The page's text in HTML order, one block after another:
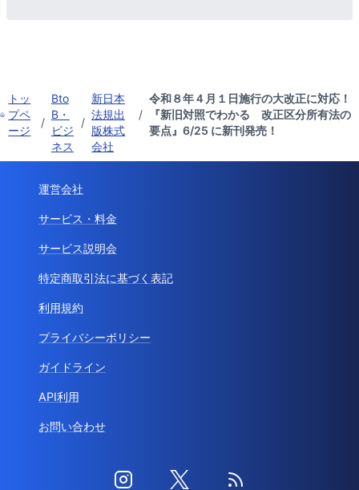
トッ
プペ
ージ
/
Bto
B・
ビジ
ネス
/
新日本
法規出
版株式
会社
/
令和８年４月１日施行の大改正に対応！
『新旧対照でわかる 改正区分所有法の
要点』6/25 に新刊発売！
運営会社
サービス・料金
サービス説明会
特定商取引法に基づく表記
利用規約
プライバシーポリシー
ガイドライン
API利用
お問い合わせ